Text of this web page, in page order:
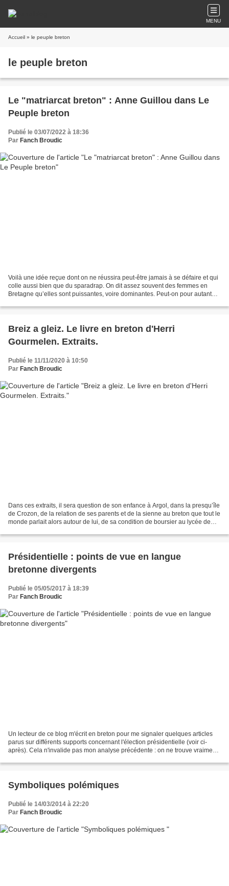
MENU
Accueil » le peuple breton
le peuple breton
Le "matriarcat breton" : Anne Guillou dans Le
Peuple breton
Publié le 03/07/2022 à 18:36
Par Fanch Broudic
Voilà une idée reçue dont on ne réussira peut-être jamais à se défaire et qui
colle aussi bien que du sparadrap. On dit assez souvent des femmes en
Bretagne qu’elles sont puissantes, voire dominantes. Peut-on pour autant
Breiz a gleiz. Le livre en breton d'Herri
Gourmelen. Extraits.
Publié le 11/11/2020 à 10:50
Par Fanch Broudic
Dans ces extraits, il sera question de son enfance à Argol, dans la presqu’île
de Crozon, de la relation de ses parents et de la sienne au breton que tout le
monde parlait alors autour de lui, de sa condition de boursier au lycée de
Présidentielle : points de vue en langue
bretonne divergents
Publié le 05/05/2017 à 18:39
Par Fanch Broudic
Un lecteur de ce blog m'écrit en breton pour me signaler quelques articles
parus sur différents supports concernant l'élection présidentielle (voir ci-
après). Cela n'invalide pas mon analyse précédente : on ne trouve vraiment
Symboliques polémiques
Publié le 14/03/2014 à 22:20
Par Fanch Broudic